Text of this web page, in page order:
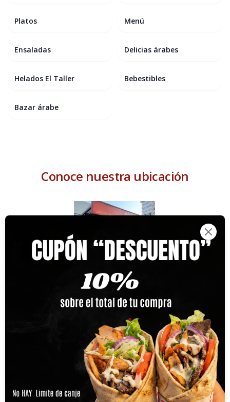
Platos
Menú
Ensaladas Delicias árabes
Helados El Taller Bebestibles
Bazar árabe
Conoce nuestra ubicación
Siraj Pedro de Valdivia
Av. Pedro de Valdivia 71, local 17a
Ver mapa
Close